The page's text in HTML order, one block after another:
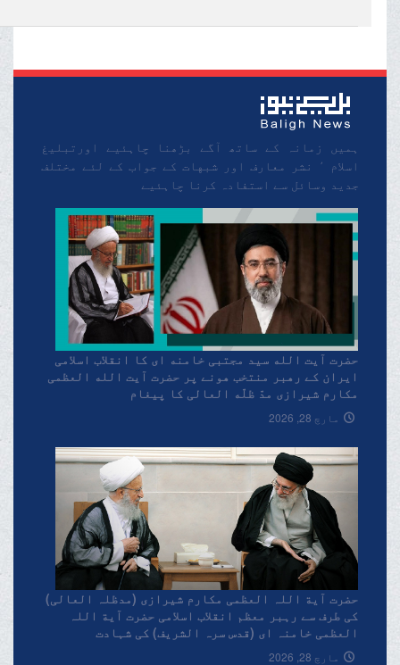
ہمیں زمانہ کے ساتھ آگے بڑھنا چاہئیے اورتبلیغ
اسلام ٬ نشر معارف اور شبهات کے جواب کے لئے مختلف
جدید وسائل سے استفادہ کرنا چاہئیے
حضرت آیت الله سید مجتبی خامنه ای کا انقلاب اسلامی
ایران کے رهبر منتخب هونے پر حضرت آیت الله العظمی
مکارم شیرازی مدّ ظلّه العالی کا پیغام
مارچ 28, 2026
حضرت آیة اللہ العظمی مکارم شیرازی (مدظلہ العالی)
کی طرف سے رہبر معظم انقلاب اسلامی حضرت آیة اللہ
العظمی خامنہ ای (قدس سرہ الشریف) کی شہادت
پرتعزیتی پیغام۔
مارچ 28, 2026